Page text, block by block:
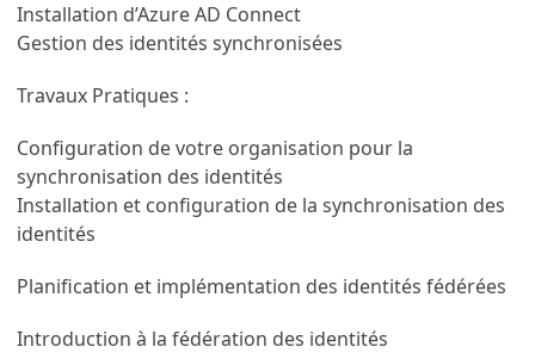
Installation d’Azure AD Connect
Gestion des identités synchronisées
Travaux Pratiques :
Configuration de votre organisation pour la
synchronisation des identités
Installation et configuration de la synchronisation des
identités
Planification et implémentation des identités fédérées
Introduction à la fédération des identités